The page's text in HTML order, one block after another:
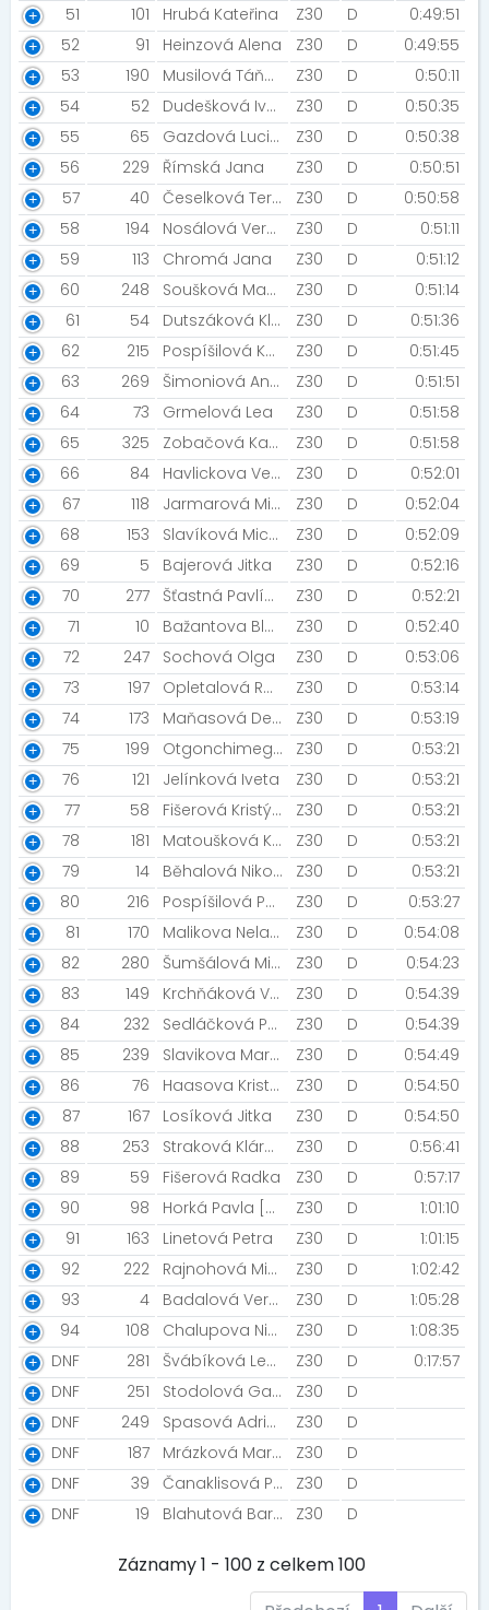
51
101 Hrubá Kateřina Z30 D
0:49:51
52
91 Heinzová Alena Z30 D
0:49:55
53
190 Musilová Táňa [Táňandy] Z30 D
0:50:11
54
52 Dudešková Ivana Z30 D
0:50:35
55
65 Gazdová Lucie [ArmyPol] Z30 D
0:50:38
56
229 Římská Jana Z30 D
0:50:51
57
40 Česelková Tereza Z30 D
0:50:58
58
194 Nosálová Veronika Z30 D
0:51:11
59
113 Chromá Jana Z30 D
0:51:12
60
248 Soušková Magdalena Z30 D
0:51:14
61
54 Dutszáková Klára Z30 D
0:51:36
62
215 Pospíšilová Kamila Z30 D
0:51:45
63
269 Šimoniová Anna Z30 D
0:51:51
64
73 Grmelová Lea Z30 D
0:51:58
65
325 Zobačová Kamila Z30 D
0:51:58
66
84 Havlickova Veronika Z30 D
0:52:01
67
118 Jarmarová Michaela Z30 D
0:52:04
68
153 Slavíková Michaela Z30 D
0:52:09
69
5 Bajerová Jitka Z30 D
0:52:16
70
277 Šťastná Pavlína [Flamingos] Z30 D
0:52:21
71
10 Bažantova Blanka Z30 D
0:52:40
72
247 Sochová Olga Z30 D
0:53:06
73
197 Opletalová Radana Z30 D
0:53:14
74
173 Maňasová Denisa Z30 D
0:53:19
75
199 Otgonchimeg Zandariya Z30 D
0:53:21
76
121 Jelínková Iveta Z30 D
0:53:21
77
58 Fišerová Kristýna Z30 D
0:53:21
78
181 Matoušková Kamila Z30 D
0:53:21
79
14 Běhalová Nikola Z30 D
0:53:21
80
216 Pospíšilová Petra Z30 D
0:53:27
81
170 Malikova Nela [STG Havirov] Z30 D
0:54:08
82
280 Šumšálová Michaela Z30 D
0:54:23
83
149 Krchňáková Veronika Z30 D
0:54:39
84
232 Sedláčková Petra Z30 D
0:54:39
85
239 Slavikova Martina Z30 D
0:54:49
86
76 Haasova Kristýna Z30 D
0:54:50
87
167 Losíková Jitka Z30 D
0:54:50
88
253 Straková Klára [Fufufretky] Z30 D
0:56:41
89
59 Fišerová Radka Z30 D
0:57:17
90
98 Horká Pavla [OCR Runners Šumperk] Z30 D
1:01:10
91
163 Linetová Petra Z30 D
1:01:15
92
222 Rajnohová Michaela Z30 D
1:02:42
93
4 Badalová Veronika Z30 D
1:05:28
94
108 Chalupova Nikola Z30 D
1:08:35
DNF
281 Švábíková Lenka [NIGHT RUN TEAM] Z30 D
0:17:57
DNF
251 Stodolová Gabriela Z30
D
DNF
249 Spasová Adriana Z30
D
DNF
187 Mrázková Martina Z30
D
DNF
39 Čanaklisová Petra Z30
D
DNF
19 Blahutová Barbora [SVVAT] Z30 D
Záznamy 1 - 100 z celkem 100